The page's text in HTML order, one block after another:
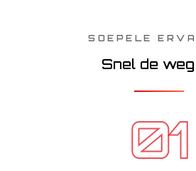
SOEPELE
Snel de